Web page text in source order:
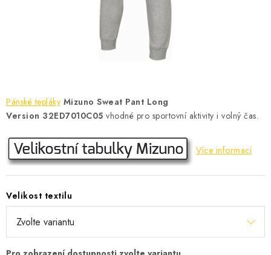
VÝŽIVA
MEGA SLEVY
NOVINKY
NOVINKY MIZUNO
NOVINKY INOV-8
Pánské tepláky Mizuno Sweat Pant Long
Version 32ED7010C05 vhodné pro sportovní aktivity i volný čas.
Více informací
Velikost textilu